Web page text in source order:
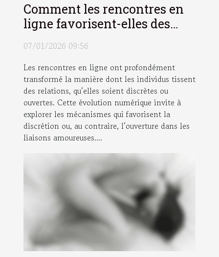
Comment les rencontres en
ligne favorisent-elles des
?
07/01/2026 09:56
Les rencontres en ligne ont profondément
transformé la manière dont les individus tissent
des relations, qu’elles soient discrètes ou
ouvertes. Cette évolution numérique invite à
explorer les mécanismes qui favorisent la
discrétion ou, au contraire, l’ouverture dans les
liaisons amoureuses....